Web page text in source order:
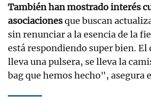
También han mostrado interés
asociacionesque buscan
sin renunciar a la esencia de la
está respondiendo super bien. El
lleva una pulsera, se lleva la
bag que hemos hecho", asegura